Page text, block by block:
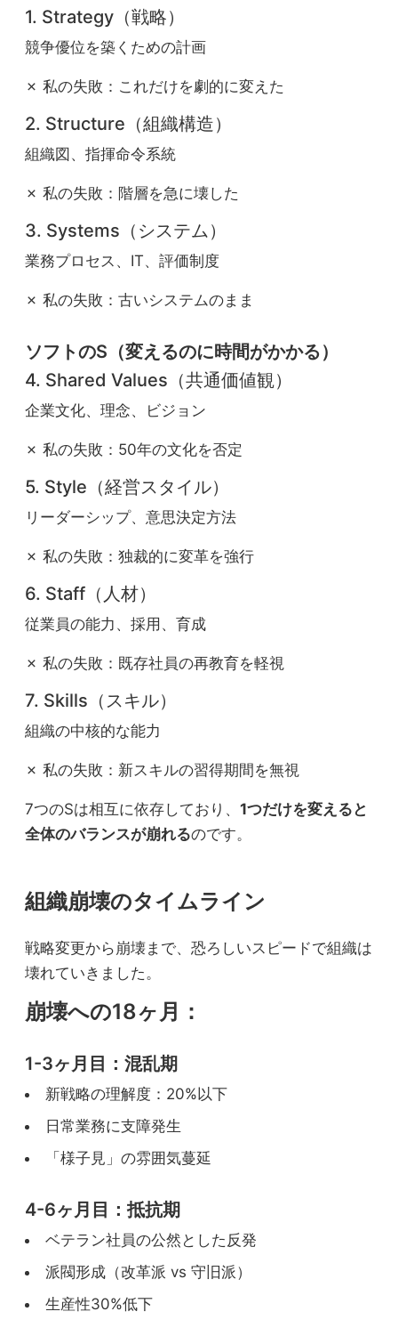
1. Strategy（戦略）
競争優位を築くための計画
✗ 私の失敗：これだけを劇的に変えた
2. Structure（組織構造）
組織図、指揮命令系統
✗ 私の失敗：階層を急に壊した
3. Systems（システム）
業務プロセス、IT、評価制度
✗ 私の失敗：古いシステムのまま
ソフトのS（変えるのに時間がかかる）
4. Shared Values（共通価値観）
企業文化、理念、ビジョン
✗ 私の失敗：50年の文化を否定
5. Style（経営スタイル）
リーダーシップ、意思決定方法
✗ 私の失敗：独裁的に変革を強行
6. Staff（人材）
従業員の能力、採用、育成
✗ 私の失敗：既存社員の再教育を軽視
7. Skills（スキル）
組織の中核的な能力
✗ 私の失敗：新スキルの習得期間を無視
7つのSは相互に依存しており、 1つだけを変えると
全体のバランスが崩れるのです。
組織崩壊のタイムライン
戦略変更から崩壊まで、恐ろしいスピードで組織は
壊れていきました。
崩壊への18ヶ月：
1-3ヶ月目：混乱期
新戦略の理解度：20%以下
日常業務に支障発生
「様子見」の雰囲気蔓延
4-6ヶ月目：抵抗期
ベテラン社員の公然とした反発
派閥形成（改革派 vs 守旧派）
生産性30%低下